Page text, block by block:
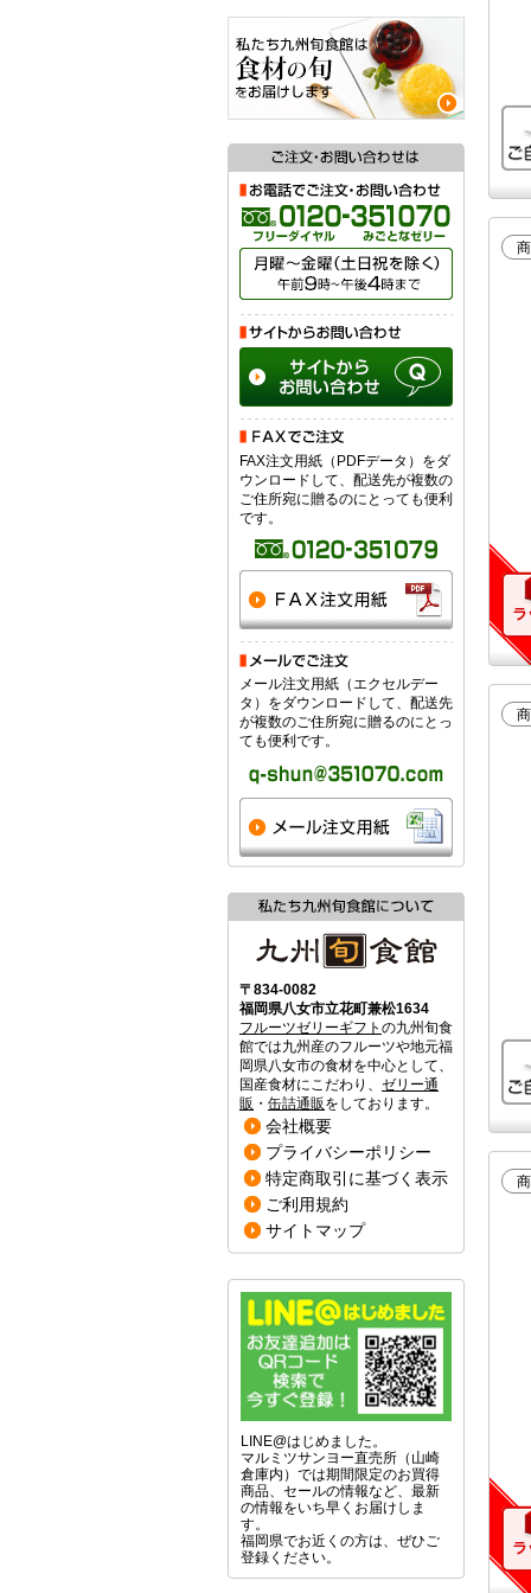
FAX注文用紙（PDFデータ）をダ
ウンロードして、配送先が複数の
ご住所宛に贈るのにとっても便利
です。
メール注文用紙（エクセルデー
タ）をダウンロードして、配送先
が複数のご住所宛に贈るのにとっ
ても便利です。
〒834-0082
福岡県八女市立花町兼松1634
フルーツゼリーギフト の九州旬食
館では九州産のフルーツや地元福
岡県八女市の食材を中心として、
国産食材にこだわり、 ゼリー通
販 ・ 缶詰通販 をしております。
会社概要
プライバシーポリシー
特定商取引に基づく表示
ご利用規約
サイトマップ
LINE@はじめました。
マルミツサンヨー直売所（山崎
倉庫内）では期間限定のお買得
商品、セールの情報など、最新
の情報をいち早くお届けしま
す。
福岡県でお近くの方は、ぜひご
登録ください。